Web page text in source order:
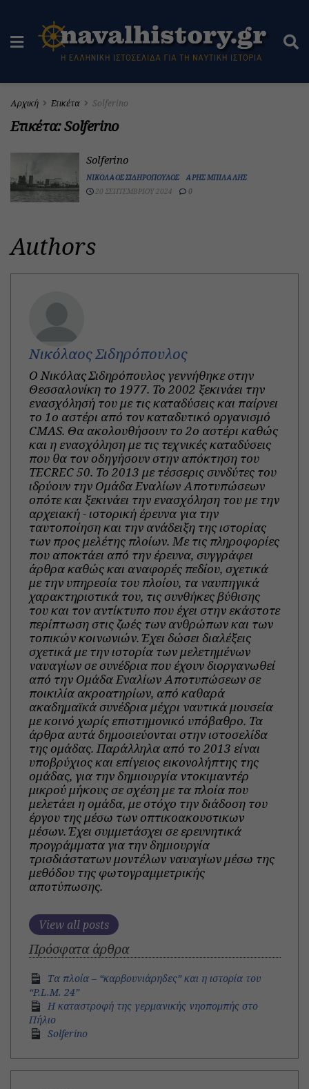
Αρχική Ετικέτα Solferino
Ετικέτα:Solferino
Solferino
ΝΙΚΌΛΑΟΣ ΣΙΔΗΡΌΠΟΥΛΟΣ
ΆΡΗΣ ΜΠΙΛΆΛΗΣ
20 ΣΕΠΤΕΜΒΡΊΟΥ 2024
0
Authors
Νικόλαος Σιδηρόπουλος
Ο Νικόλας Σιδηρόπουλος γεννήθηκε στην
Θεσσαλονίκη το 1977. To 2002 ξεκινάει την
ενασχόλησή του με τις καταδύσεις και παίρνει
το 1ο αστέρι από τον καταδυτικό οργανισμό
CMAS. Θα ακολουθήσουν το 2ο αστέρι καθώς
και η ενασχόληση με τις τεχνικές καταδύσεις
που θα τον οδηγήσουν στην απόκτηση του
TECREC 50. Το 2013 με τέσσερις συνδύτες του
ιδρύουν την Ομάδα Εναλίων Αποτυπώσεων
οπότε και ξεκινάει την ενασχόληση του με την
αρχειακή - ιστορική έρευνα για την
ταυτοποίηση και την ανάδειξη της ιστορίας
των προς μελέτης πλοίων. Με τις πληροφορίες
που αποκτάει από την έρευνα, συγγράφει
άρθρα καθώς και αναφορές πεδίου, σχετικά
με την υπηρεσία του πλοίου, τα ναυπηγικά
χαρακτηριστικά του, τις συνθήκες βύθισης
του και τον αντίκτυπο που έχει στην εκάστοτε
περίπτωση στις ζωές των ανθρώπων και των
τοπικών κοινωνιών. Έχει δώσει διαλέξεις
σχετικά με την ιστορία των μελετημένων
ναυαγίων σε συνέδρια που έχουν διοργανωθεί
από την Ομάδα Εναλίων Αποτυπώσεων σε
ποικιλία ακροατηρίων, από καθαρά
ακαδημαϊκά συνέδρια μέχρι ναυτικά μουσεία
με κοινό χωρίς επιστημονικό υπόβαθρο. Τα
άρθρα αυτά δημοσιεύονται στην ιστοσελίδα
της ομάδας. Παράλληλα από το 2013 είναι
υποβρύχιος και επίγειος εικονολήπτης της
ομάδας, για την δημιουργία ντοκιμαντέρ
μικρού μήκους σε σχέση με τα πλοία που
μελετάει η ομάδα, με στόχο την διάδοση του
έργου της μέσω των οπτικοακουστικων
μέσων. Έχει συμμετάσχει σε ερευνητικά
προγράμματα για την δημιουργία
τρισδιάστατων μοντέλων ναυαγίων μέσω της
μεθόδου της φωτογραμμετρικής
αποτύπωσης.
View all posts
Πρόσφατα άρθρα
Τα πλοία – “καρβουνιάρηδες” και η ιστορία του
“P.L.M. 24”
Η καταστροφή της γερμανικής νηοπομπής στο
Πήλιο
Solferino